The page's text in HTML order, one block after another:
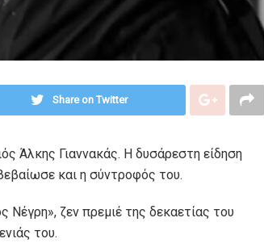
Share on Twitter
Άλκης Γιαννακάς. Η δυσάρεστη είδηση
και η σύντροφός του.
ζεν πρεμιέ της δεκαετίας του
του.